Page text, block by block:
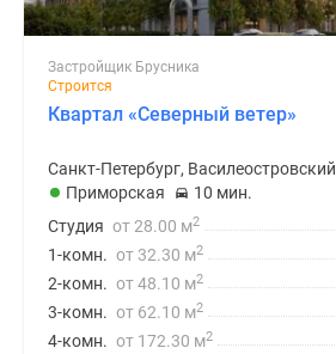
Застройщик Брусника
Строится
Квартал «Северный ветер»
Санкт-Петербург, Василеостровский
Приморская
10 мин.
Студия от 28.00 м2
1-комн. от 32.30 м2
2-комн. от 48.10 м2
3-комн. от 62.10 м2
4-комн. от 172.30 м2